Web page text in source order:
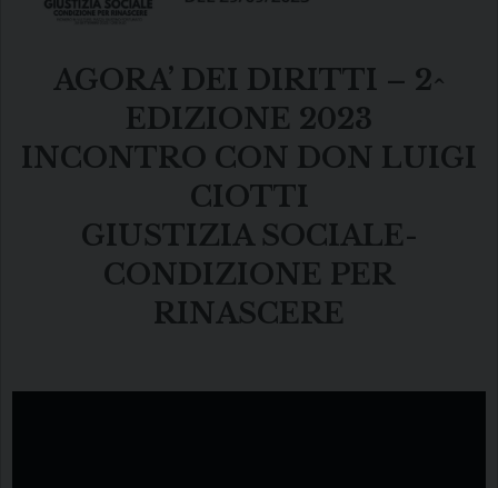
AGORA’ DEI DIRITTI – 2^
EDIZIONE 2023
INCONTRO CON DON LUIGI
CIOTTI
GIUSTIZIA SOCIALE-
CONDIZIONE PER
RINASCERE